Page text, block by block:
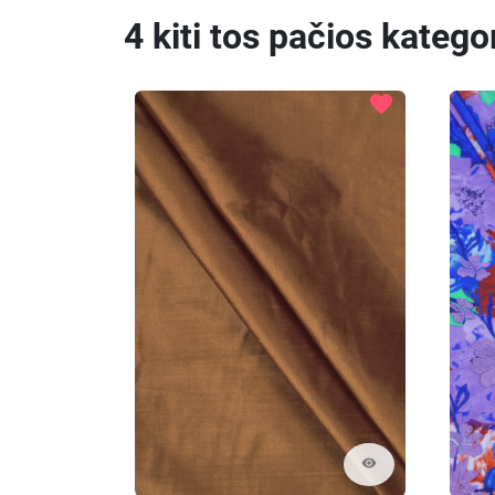
4 kiti tos pačios
visibility
favorite